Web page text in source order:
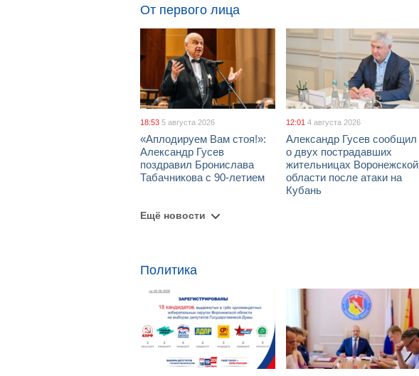
От первого лица
18:53 5 августа 2026
«Аплодируем Вам стоя!»:
Александр Гусев
поздравил Бронислава
Табачникова с 90-летием
12:01 4 августа 2026
Александр Гусев сообщил
о двух пострадавших
жительницах Воронежской
области после атаки на
Кубань
Ещё новости
Политика